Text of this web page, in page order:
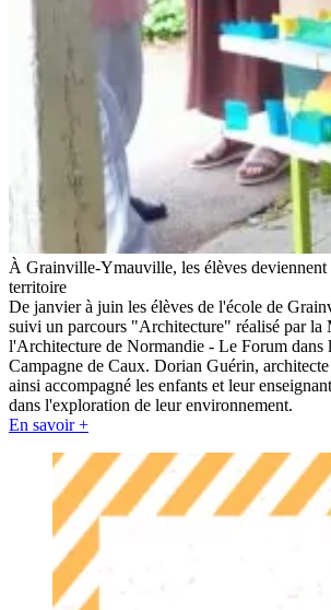
À Grainville-Ymauville, les élèves deviennent
territoire
De janvier à juin les élèves de l'école de
suivi un parcours "Architecture" réalisé par la
l'Architecture de Normandie - Le Forum dans
Campagne de Caux. Dorian Guérin,
ainsi accompagné les enfants et leur
dans l'exploration de leur environnement.
En savoir +